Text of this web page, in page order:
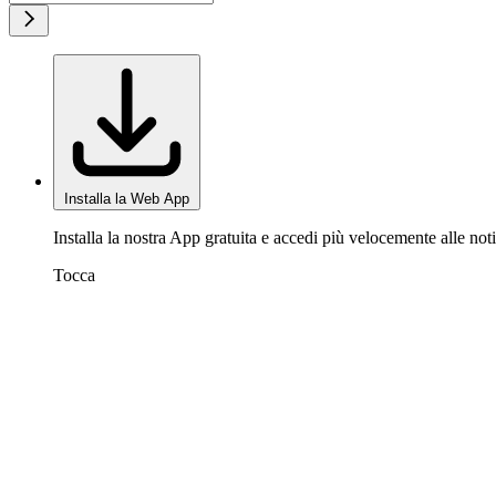
Installa la Web App
Installa la nostra App gratuita e accedi più velocemente alle
Tocca